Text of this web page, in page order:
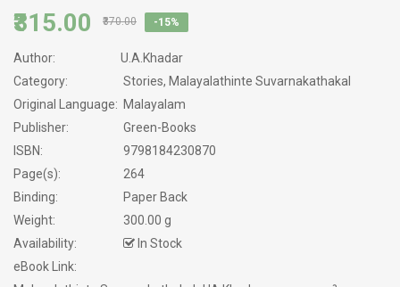
₹315.00 ₹370.00 -15%
Author:
U.A.Khadar
Category:
Stories, Malayalathinte Suvarnakathakal
Original Language: Malayalam
Publisher:
Green-Books
ISBN:
9798184230870
Page(s):
264
Binding:
Paper Back
Weight:
300.00 g
Availability:
In Stock
eBook Link: